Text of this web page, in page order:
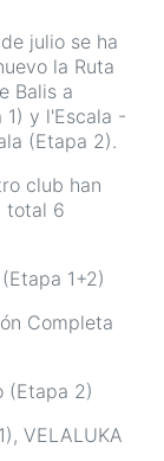
julio se ha
la Ruta
Balis a
1) y l'Escala -
(Etapa 2).
club han
total 6
1+2)
Completa
(Etapa 2)
VELALUKA